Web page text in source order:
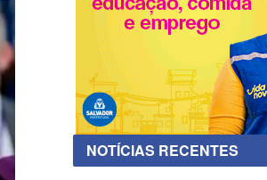
NOTÍCIAS RECENTES